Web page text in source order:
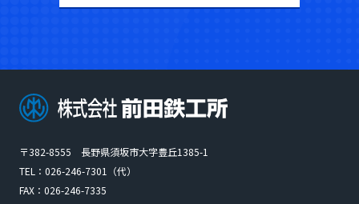
〒382-8555 長野県須坂市大字豊丘1385-1
TEL： 026-246-7301
（代）
FAX：026-246-7335